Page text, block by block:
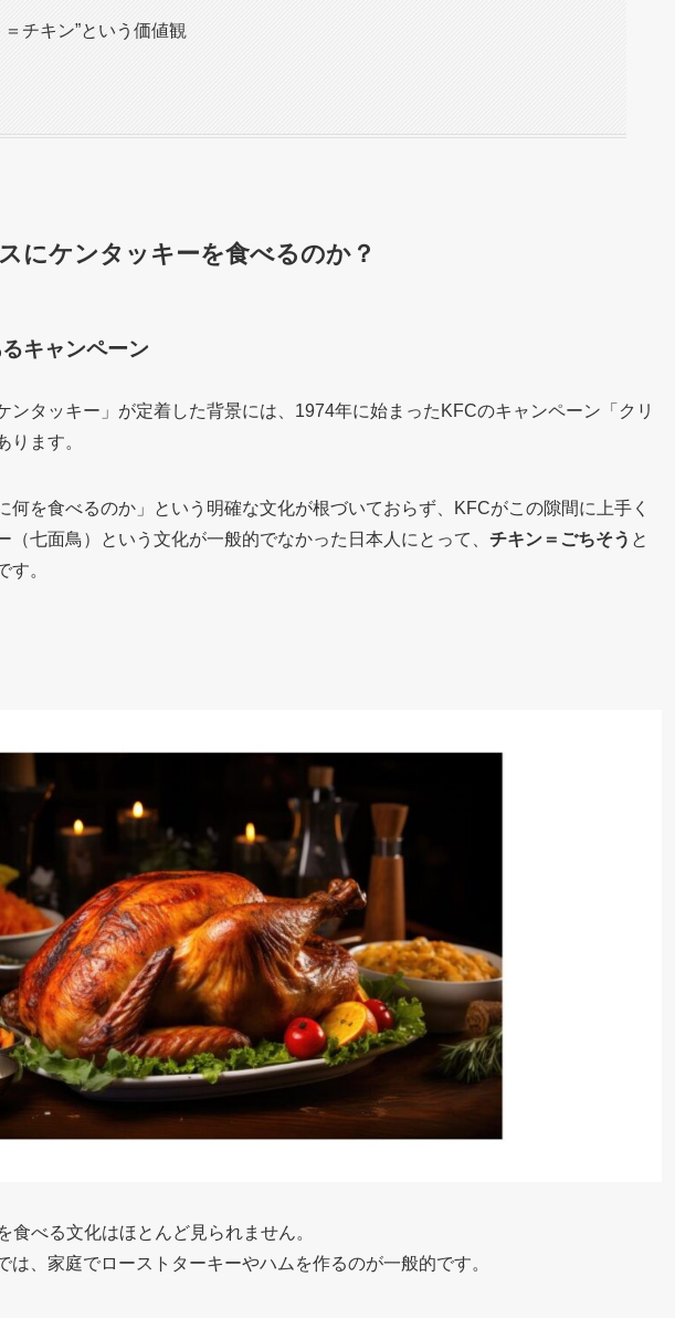
チキン”という価値観
にケンタッキーを食べるのか？
キャンペーン
ンタッキー」が定着した背景には、1974年に始まったKFCのキャンペーン「クリ
ります。
何を食べるのか」という明確な文化が根づいておらず、KFCがこの隙間に上手く
（七面鳥）という文化が一般的でなかった日本人にとって、 チキン＝ごちそう と
す。
べる文化はほとんど見られません。
は、家庭でローストターキーやハムを作るのが一般的です。